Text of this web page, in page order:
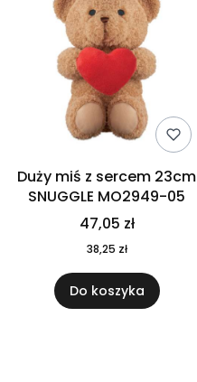
Duży miś z sercem 23cm
SNUGGLE MO2949-05
47,05 zł
38,25 zł
Do koszyka